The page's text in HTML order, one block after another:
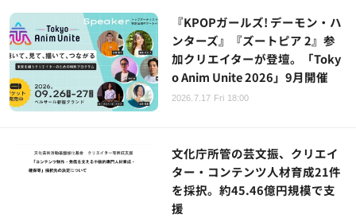
『KPOPガールズ! デーモン・ハ
ンターズ』『ズートピア 2』参
加クリエイターが登壇。「Toky
o Anim Unite 2026」9月開催
2026.7.17 Fri 18:00
文化庁所管の芸文振、クリエイ
ター・コンテンツ人材育成21件
を採択。約45.46億円規模で支
援